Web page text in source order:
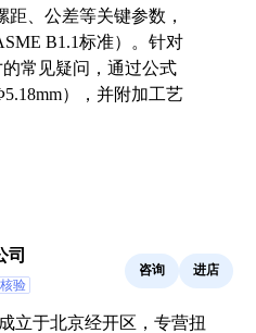
、公差等关键参数，
B1.1标准）。针对
常见疑问，通过公式
），并附加工艺
司
验
咨询 进店
立于北京经开区，专营扭